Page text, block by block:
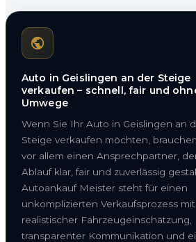
Auto in Geislingen an der Steige
verkaufen – schnell, fair und
Umwege
Wenn Sie Ihr Auto in Geislingen an
Steige verkaufen möchten,
vor allem einen Ansprechpartner,
Ablauf klar, fair und zuverlässig
Autoankauf Meister steht für einen
unkomplizierten Verkaufsprozess mit
realistischer Fahrzeugeinschätzung,
transparenter Kommunikation und